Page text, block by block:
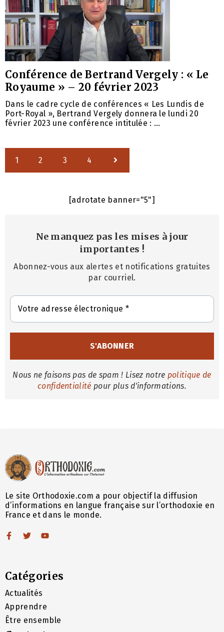
Conférence de Bertrand Vergely : « Le
Royaume » – 20 février 2023
Dans le cadre cycle de conférences « Les Lundis de
Port-Royal », Bertrand Vergely donnera le lundi 20
février 2023 une conférence intitulée : ...
1 2 3 4
[adrotate banner="5"]
Ne manquez pas les mises à jour
importantes !
Abonnez-vous aux alertes et notifications gratuites
par courriel.
Nous ne faisons pas de spam ! Lisez notre politique de
confidentialité pour plus d'informations.
Le site Orthodoxie.com a pour objectif la diffusion
d’informations en langue française sur l’orthodoxie en
France et dans le monde.
Catégories
Actualités
Apprendre
Être ensemble